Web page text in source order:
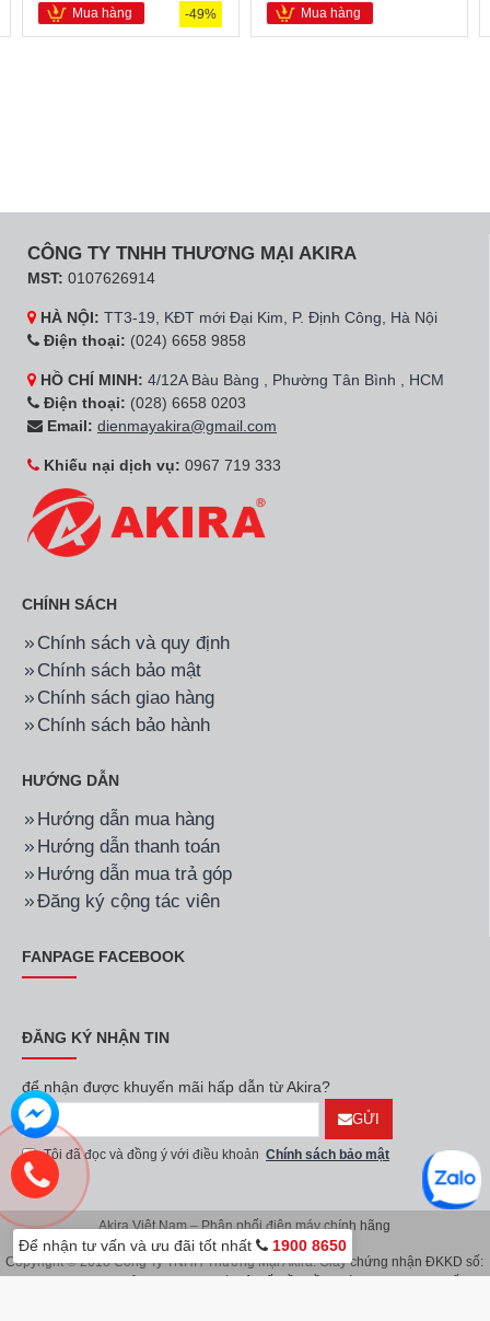
-49%
Mua hàng Mua hàng
CÔNG TY TNHH THƯƠNG MẠI AKIRA
MST: 0107626914
HÀ NỘI: TT3-19, KĐT mới Đại Kim, P. Định Công, Hà Nội
Điện thoại: (024) 6658 9858
HỒ CHÍ MINH: 4/12A Bàu Bàng , Phường Tân Bình , HCM
Điện thoại: (028) 6658 0203
Email: dienmayakira@gmail.com
Khiếu nại dịch vụ: 0967 719 333
CHÍNH SÁCH
Chính sách và quy định
Chính sách bảo mật
Chính sách giao hàng
Chính sách bảo hành
HƯỚNG DẪN
Hướng dẫn mua hàng
Hướng dẫn thanh toán
Hướng dẫn mua trả góp
Đăng ký cộng tác viên
FANPAGE FACEBOOK
ĐĂNG KÝ NHẬN TIN
để nhận được khuyến mãi hấp dẫn từ Akira?
GỬI
Tôi đã đọc và đồng ý với điều khoản Chính sách bảo mật
Akira Việt Nam – Phân phối điện máy chính hãng
Copyright © 2018 Công Ty TNHH Thương Mại Akira. Giấy chứng nhận ĐKKD số:
Để nhận tư vấn và ưu đãi tốt nhất 1900 8650